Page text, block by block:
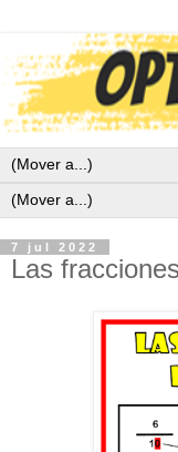
7 jul 2022
Las